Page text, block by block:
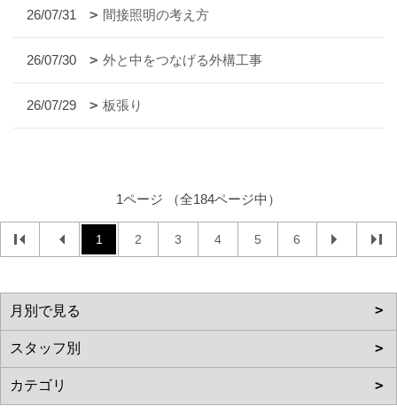
26/07/31 間接照明の考え方
26/07/30 外と中をつなげる外構工事
26/07/29 板張り
1ページ （全184ページ中）
1 2 3 4 5 6